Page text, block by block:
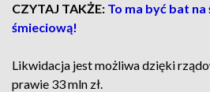
CZYTAJ TAKŻE: To ma być bat na
śmieciową!
Likwidacja jest możliwa dzięki
prawie 33 mln zł.